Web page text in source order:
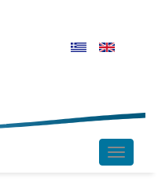
Toggle